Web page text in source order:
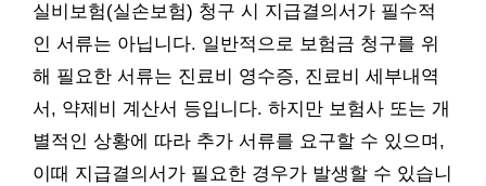
실비보험(실손보험) 청구 시 지급결의서가 필수적
인 서류는 아닙니다. 일반적으로 보험금 청구를 위
해 필요한 서류는 진료비 영수증, 진료비 세부내역
서, 약제비 계산서 등입니다. 하지만 보험사 또는 개
별적인 상황에 따라 추가 서류를 요구할 수 있으며,
이때 지급결의서가 필요한 경우가 발생할 수 있습니